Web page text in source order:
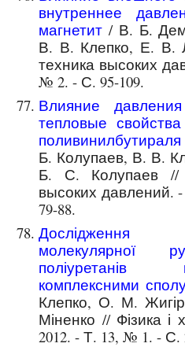
внутреннее
магнетит / В. Б.
В. В. Клепко, Е. В.
техника высоких
№ 2. - С. 95-109.
Влияние
тепловые
Б. Колупаев, В. В.
Б. С. Колупаев //
высоких давлений.
79-88.
Дослідження
молекулярної
поліуретанів
комплексними
Клепко, О. М.
Міненко // Фізика і
2012. - Т. 13, № 1. - С.